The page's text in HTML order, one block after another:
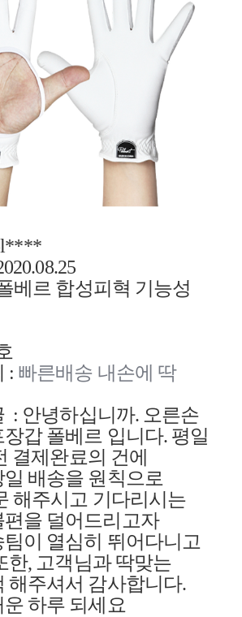
****
베르 합성피혁 기능성
: 빠른배송 내손에 딱
: 안녕하십니까. 오른손
장갑폴베르 입니다. 평일
결제완료의 건에
배송을 원칙으로
해주시고 기다리시는
편을 덜어드리고자
팀이 열심히 뛰어다니고
한, 고객님과딱맞는
해주셔서 감사합니다.
하루 되세요